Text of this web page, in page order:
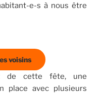
e-s à nous être
voisins
de cette fête, une
place avec plusieurs